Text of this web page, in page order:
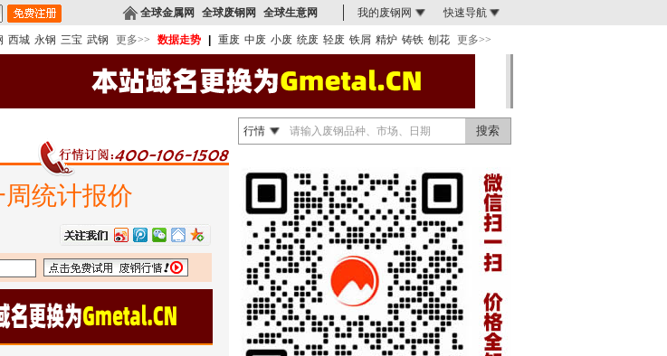
全球金属网 全球废钢网 全球生意网 我的废钢网 快速导航
西城 永钢 三宝 武钢 更多>> 数据走势 重废 中废 小废 统废 轻废 铁屑 精炉 铸铁 刨花 更多>>
行情
统计报价